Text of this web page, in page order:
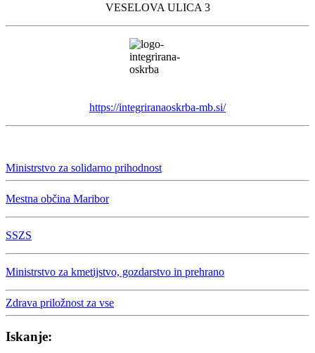
VESELOVA ULICA 3
https://integriranaoskrba-mb.si/
Ministrstvo za solidarno prihodnost
Mestna občina Maribor
SSZS
Ministrstvo za kmetijstvo, gozdarstvo in prehrano
Zdrava priložnost za vse
Iskanje: